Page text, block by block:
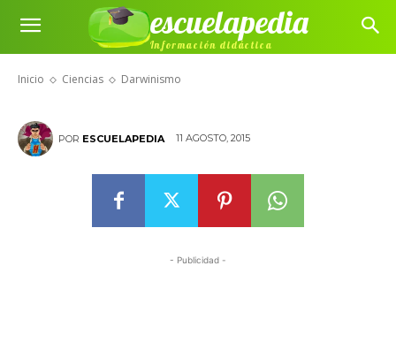
escuelapedia
Información didáctica
Inicio Ciencias Darwinismo
Darwinismo
POR ESCUELAPEDIA 11 AGOSTO, 2015
- Publicidad -